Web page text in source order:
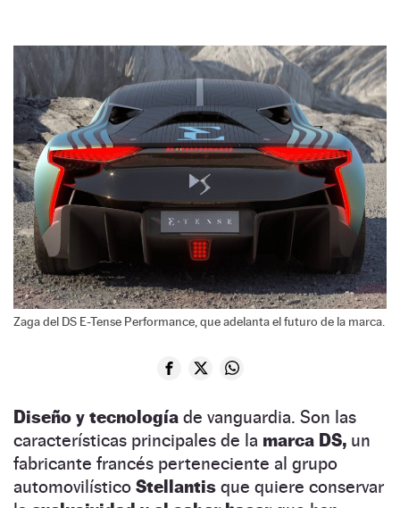
Zaga del DS E-Tense Performance, que adelanta el futuro de la marca.
Diseño y tecnología de vanguardia. Son las
características principales de la marca DS, un
fabricante francés perteneciente al grupo
automovilístico Stellantis que quiere conservar